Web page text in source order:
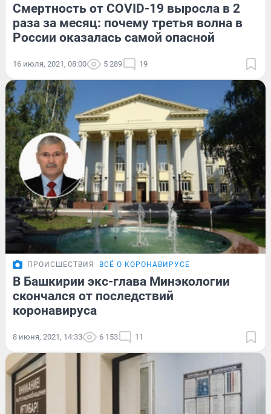
Смертность от COVID-19 выросла в 2
раза за месяц: почему третья волна в
России оказалась самой опасной
16 июля, 2021, 08:00 5 289 19
ПРОИСШЕСТВИЯ ВСЁ О КОРОНАВИРУСЕ
В Башкирии экс-глава Минэкологии
скончался от последствий
коронавируса
8 июня, 2021, 14:33 6 153 11